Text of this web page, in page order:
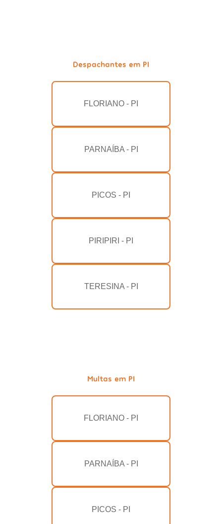
Despachantes em PI
FLORIANO - PI
PARNAÍBA - PI
PICOS - PI
PIRIPIRI - PI
TERESINA - PI
Multas em PI
FLORIANO - PI
PARNAÍBA - PI
PICOS - PI